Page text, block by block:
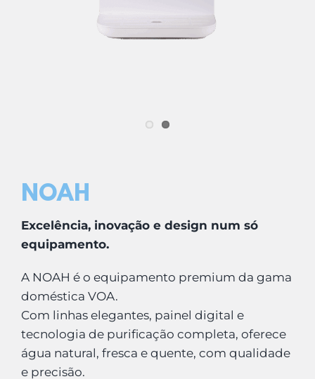
NOAH
Excelência, inovação e design num só
equipamento.
A NOAH é o equipamento premium da gama
doméstica VOA.
Com linhas elegantes, painel digital e
tecnologia de purificação completa, oferece
água natural, fresca e quente, com qualidade
e precisão.